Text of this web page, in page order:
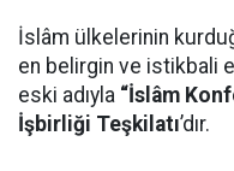
İslâm ülkelerinin
en belirgin ve istikbali
eski adıyla “İslâm
İşbirliği Teşkilatı’dır.